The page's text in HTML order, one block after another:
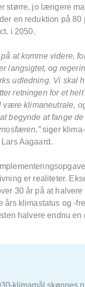
større, jo længere
en reduktion på 80
i 2050.
at komme videre,
langsigtet, og
udledning. Vi skal
retningen for et
være klimaneutrale,
begynde at fange
siger
Aagaard.
er realiteter.
30 år på at halvere
års klimastatus og -
halvere endnu en